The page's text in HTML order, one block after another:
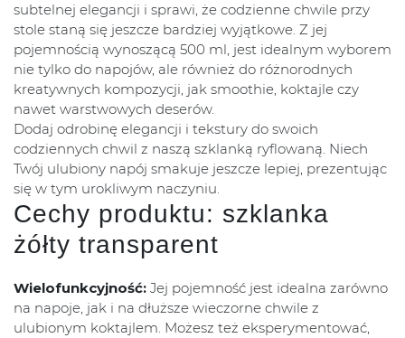
subtelnej elegancji i sprawi, że codzienne chwile przy
stole staną się jeszcze bardziej wyjątkowe. Z jej
pojemnością wynoszącą 500 ml, jest idealnym wyborem
nie tylko do napojów, ale również do różnorodnych
kreatywnych kompozycji, jak smoothie, koktajle czy
nawet warstwowych deserów.
Dodaj odrobinę elegancji i tekstury do swoich
codziennych chwil z naszą szklanką ryflowaną. Niech
Twój ulubiony napój smakuje jeszcze lepiej, prezentując
się w tym urokliwym naczyniu.
Cechy produktu: szklanka
żółty transparent
Wielofunkcyjność: Jej pojemność jest idealna zarówno
na napoje, jak i na dłuższe wieczorne chwile z
ulubionym koktajlem. Możesz też eksperymentować,